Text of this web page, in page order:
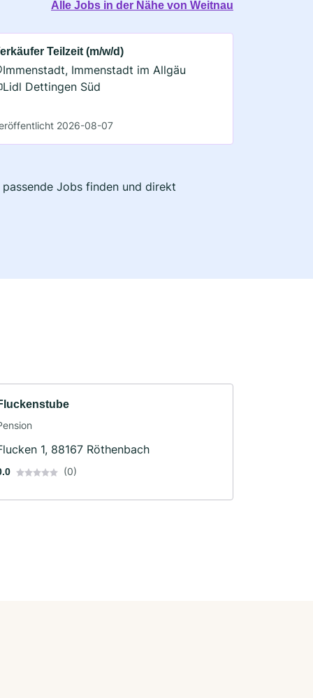
Alle Jobs in der Nähe von Weitnau
Teilzeit (m/w/d)
Immenstadt, Immenstadt im Allgäu
Lidl Dettingen Süd
2026-08-07
Jobs finden und direkt
1, 88167 Röthenbach
(0)